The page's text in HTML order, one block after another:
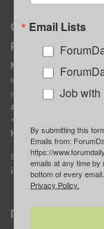
О нас
Реклама
MediaKit
Контактное лицо:
Марина Баранчук
ad@forumdaily.com
+1 347-604-1261
Наши
E-mail редакции:
Подписка
Email Lists
Job
By submitting this
Emails from:
https://
emails at any time
bottom of every email.
Privacy Policy.